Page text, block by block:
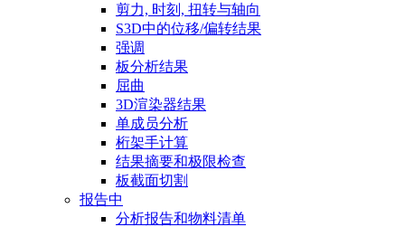
剪力, 时刻, 扭转与轴向
S3D中的位移/偏转结果
强调
板分析结果
屈曲
3D渲染器结果
单成员分析
桁架手计算
结果摘要和极限检查
板截面切割
报告中
分析报告和物料清单